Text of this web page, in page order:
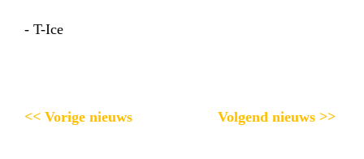
- T-Ice
<< Vorige nieuws Volgend nieuws >>